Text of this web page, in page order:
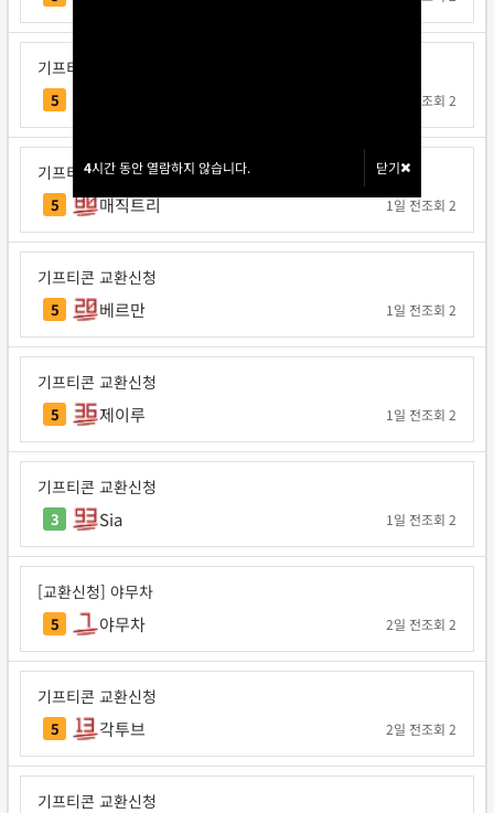
4시간 동안 열람하지 않습니다. 닫기
4시간 동안 열람하지 않습니다. 닫기
기프티콘 교환신청
5 조회 2
기프티콘 교환신청
5 매직트리 1일 전조회 2
기프티콘 교환신청
5 베르만 1일 전조회 2
기프티콘 교환신청
5 제이루 1일 전조회 2
기프티콘 교환신청
3 Sia 1일 전조회 2
[교환신청] 야무차
5 야무차 2일 전조회 2
기프티콘 교환신청
5 각투브 2일 전조회 2
기프티콘 교환신청